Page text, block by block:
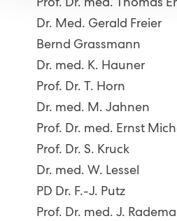
Prof. Dr. med. Thomas
Dr. Med. Gerald Freier
Bernd Grassmann
Dr. med. K. Hauner
Prof. Dr. T. Horn
Dr. med. M. Jahnen
Prof. Dr. med. Ernst
Prof. Dr. S. Kruck
Dr. med. W. Lessel
PD Dr. F.-J. Putz
Prof. Dr. med. J.